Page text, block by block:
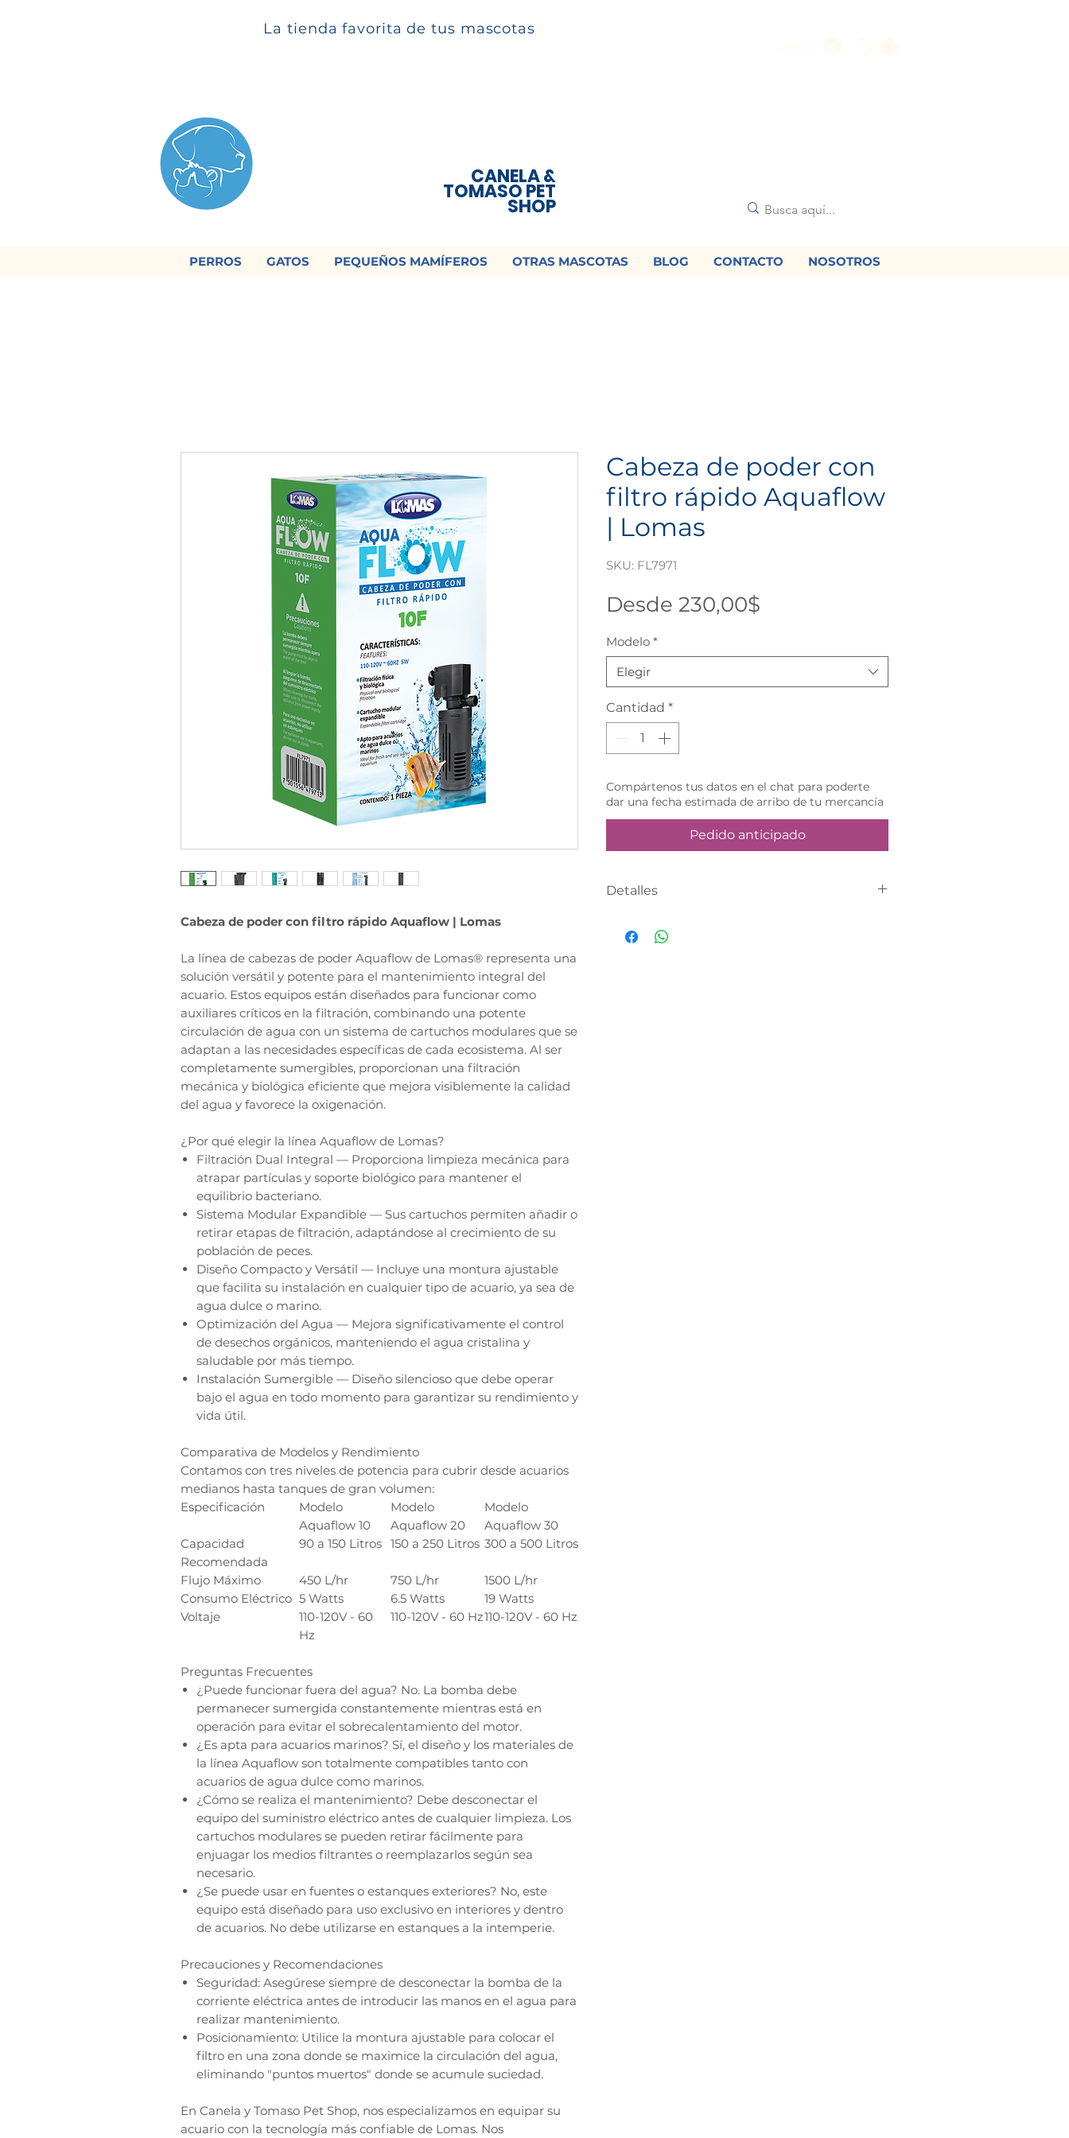
La tienda favorita de tus mascotas
CANELA &
TOMASO PET
SHOP
PERROS GATOS PEQUEÑOS MAMÍFEROS OTRAS MASCOTAS BLOG CONTACTO NOSOTROS
Cabeza de poder con filtro rápido Aquaflow | Lomas
La línea de cabezas de poder Aquaflow de Lomas® representa una
solución versátil y potente para el mantenimiento integral del
acuario. Estos equipos están diseñados para funcionar como
auxiliares críticos en la filtración, combinando una potente
circulación de agua con un sistema de cartuchos modulares que se
adaptan a las necesidades específicas de cada ecosistema. Al ser
completamente sumergibles, proporcionan una filtración
mecánica y biológica eficiente que mejora visiblemente la calidad
del agua y favorece la oxigenación.
¿Por qué elegir la línea Aquaflow de Lomas?
Filtración Dual Integral — Proporciona limpieza mecánica para
atrapar partículas y soporte biológico para mantener el
equilibrio bacteriano.
Sistema Modular Expandible — Sus cartuchos permiten añadir o
retirar etapas de filtración, adaptándose al crecimiento de su
población de peces.
Diseño Compacto y Versátil — Incluye una montura ajustable
que facilita su instalación en cualquier tipo de acuario, ya sea de
agua dulce o marino.
Optimización del Agua — Mejora significativamente el control
de desechos orgánicos, manteniendo el agua cristalina y
saludable por más tiempo.
Instalación Sumergible — Diseño silencioso que debe operar
bajo el agua en todo momento para garantizar su rendimiento y
vida útil.
Comparativa de Modelos y Rendimiento
Contamos con tres niveles de potencia para cubrir desde acuarios
medianos hasta tanques de gran volumen:
Especificación
Modelo
Aquaflow 10
Modelo
Aquaflow 20
Modelo
Aquaflow 30
Capacidad
Recomendada
90 a 150 Litros 150 a 250 Litros 300 a 500 Litros
Flujo Máximo 450 L/hr 750 L/hr
1500 L/hr
Consumo Eléctrico 5 Watts 6.5 Watts
19 Watts
Voltaje
110-120V - 60
Hz
110-120V - 60 Hz110-120V - 60 Hz
Preguntas Frecuentes
¿Puede funcionar fuera del agua? No. La bomba debe
permanecer sumergida constantemente mientras está en
operación para evitar el sobrecalentamiento del motor.
¿Es apta para acuarios marinos? Sí, el diseño y los materiales de
la línea Aquaflow son totalmente compatibles tanto con
acuarios de agua dulce como marinos.
¿Cómo se realiza el mantenimiento? Debe desconectar el
equipo del suministro eléctrico antes de cualquier limpieza. Los
cartuchos modulares se pueden retirar fácilmente para
enjuagar los medios filtrantes o reemplazarlos según sea
necesario.
¿Se puede usar en fuentes o estanques exteriores? No, este
equipo está diseñado para uso exclusivo en interiores y dentro
de acuarios. No debe utilizarse en estanques a la intemperie.
Precauciones y Recomendaciones
Seguridad: Asegúrese siempre de desconectar la bomba de la
corriente eléctrica antes de introducir las manos en el agua para
realizar mantenimiento.
Posicionamiento: Utilice la montura ajustable para colocar el
filtro en una zona donde se maximice la circulación del agua,
eliminando "puntos muertos" donde se acumule suciedad.
En Canela y Tomaso Pet Shop, nos especializamos en equipar su
acuario con la tecnología más confiable de Lomas. Nos
Cabeza de poder con
filtro rápido Aquaflow
| Lomas
SKU: FL7971
Desde 230,00$
oferta
Modelo *
Elegir
Cantidad *
Compártenos tus datos en el chat para poderte
dar una fecha estimada de arribo de tu mercancía
Pedido anticipado
Detalles
Realiza tu compra en el sitio web y un